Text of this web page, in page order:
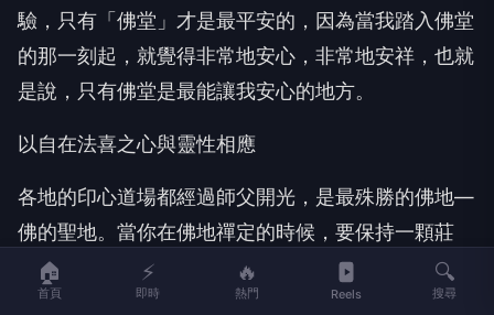
驗，只有「佛堂」才是最平安的，因為當我踏入佛堂
的那一刻起，就覺得非常地安心，非常地安祥，也就
是說，只有佛堂是最能讓我安心的地方。
以自在法喜之心與靈性相應
各地的印心道場都經過師父開光，是最殊勝的佛地—
佛的聖地。當你在佛地禪定的時候，要保持一顆莊
嚴、法喜的心，暫時放下人間的一切，這樣才能很自
然地與佛菩薩相應，與內在的靈性相應，生出歡喜之
🏠
首頁
⚡
即時
🔥
熱門 Reels
🔍
搜尋